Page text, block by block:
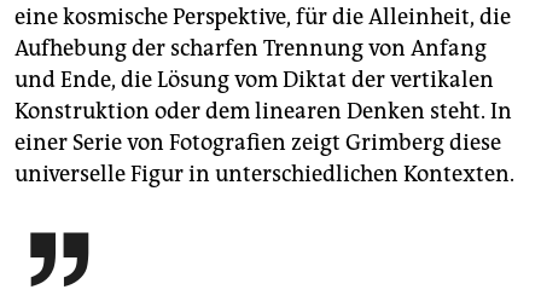
eine kosmische Perspektive, für die Alleinheit, die
Aufhebung der scharfen Trennung von Anfang
und Ende, die Lösung vom Diktat der vertikalen
Konstruktion oder dem linearen Denken steht. In
einer Serie von Fotografien zeigt Grimberg diese
universelle Figur in unterschiedlichen Kontexten.
